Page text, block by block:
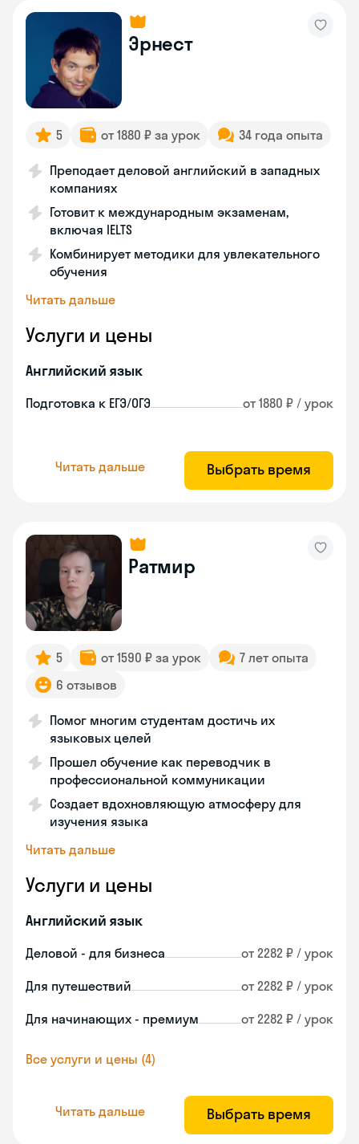
Эрнест
5 от 1880 ₽ за урок 34 года опыта
Преподает деловой английский в западных
компаниях
Готовит к международным экзаменам,
включая IELTS
Комбинирует методики для увлекательного
обучения
Читать дальше
Услуги и цены
Английский язык
Подготовка к ЕГЭ/ОГЭ от 1880 ₽ / урок
Читать дальше Выбрать время
Ратмир
5 от 1590 ₽ за урок
7 лет опыта
6 отзывов
Помог многим студентам достичь их
языковых целей
Прошел обучение как переводчик в
профессиональной коммуникации
Создает вдохновляющую атмосферу для
изучения языка
Читать дальше
Услуги и цены
Английский язык
Деловой - для бизнеса от 2282 ₽ / урок
Для путешествий от 2282 ₽ / урок
Для начинающих - премиум от 2282 ₽ / урок
Все услуги и цены (4)
Читать дальше Выбрать время